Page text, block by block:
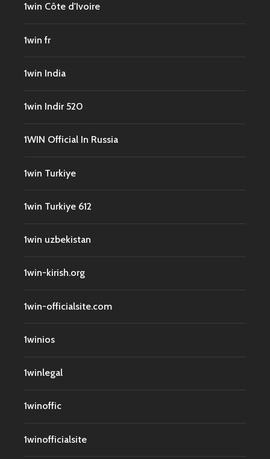
1win Côte d'Ivoire
1win fr
1win India
1win Indir 520
1WIN Official In Russia
1win Turkiye
1win Turkiye 612
1win uzbekistan
1win-kirish.org
1win-officialsite.com
1winios
1winlegal
1winoffic
1winofficialsite